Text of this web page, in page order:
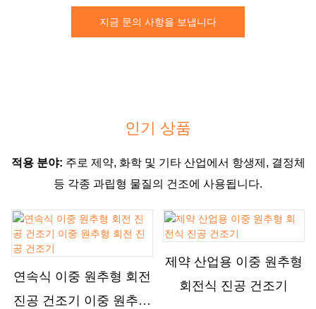
지금 문의 사항을 보냅니다
인기 상품
적용 분야: 주로 제약, 화학 및 기타 산업에서 항생제, 결정체
등 각종 과립형 물질의 건조에 사용됩니다.
연속식 이중 원추형 회전
진공 건조기 이중 원추형
제약 산업용 이중 원추형
회전식 진공 건조기